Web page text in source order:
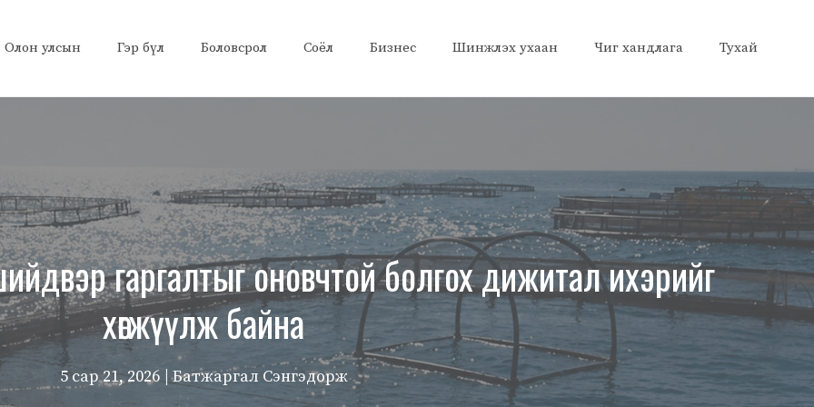
Олон улсын Гэр бүл Боловсрол Соёл Бизнес Шинжлэх ухаан Чиг хандлага Тухай
гаргалтыг оновчтой болгох дижитал ихэрийг
хөгжүүлж байна
5 сар 21, 2026 | Батжаргал Сэнгэдорж